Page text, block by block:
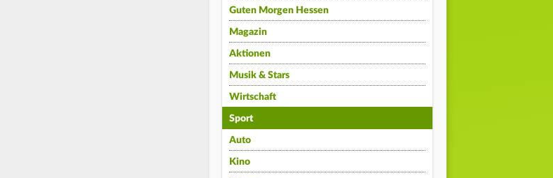
Guten Morgen Hessen
Magazin
Aktionen
Musik & Stars
Wirtschaft
Sport
Auto
Kino